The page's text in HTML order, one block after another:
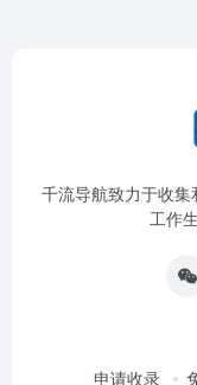
千流导航致力于收
工作
申请收录